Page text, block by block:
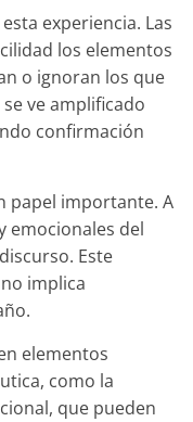
experiencia. Las
los elementos
o ignoran los que
ve amplificado
confirmación
papel importante. A
emocionales del
Este
implica
elementos
como la
que pueden